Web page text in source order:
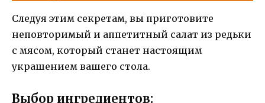
Следуя этим секретам, вы приготовите
неповторимый и аппетитный салат из редьки
с мясом, который станет настоящим
украшением вашего стола.
Выбор ингредиентов: